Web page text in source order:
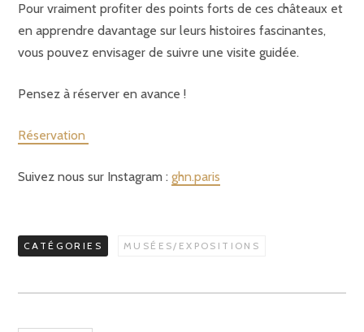
Pour vraiment profiter des points forts de ces châteaux et
en apprendre davantage sur leurs histoires fascinantes,
vous pouvez envisager de suivre une visite guidée.
Pensez à réserver en avance !
Réservation
Suivez nous sur Instagram : ghn.paris
CATÉGORIES MUSÉES/EXPOSITIONS